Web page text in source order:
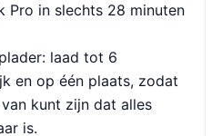
Pro in slechts 28 minuten
laad tot 6
en op één plaats, zodat
kunt zijn dat alles
is.